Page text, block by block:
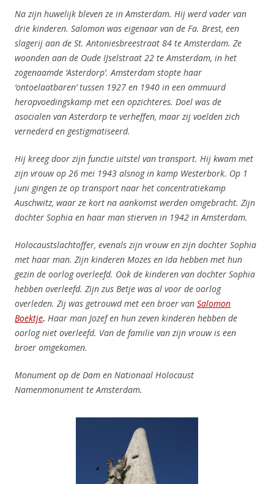
Na zijn huwelijk bleven ze in Amsterdam. Hij werd vader van
drie kinderen. Salomon was eigenaar van de Fa. Brest, een
slagerij aan de St. Antoniesbreestraat 84 te Amsterdam. Ze
woonden aan de Oude IJselstraat 22 te Amsterdam, in het
zogenaamde ‘Asterdorp’. Amsterdam stopte haar
‘ontoelaatbaren’ tussen 1927 en 1940 in een ommuurd
heropvoedingskamp met een opzichteres. Doel was de
asocialen van Asterdorp te verheffen, maar zij voelden zich
vernederd en gestigmatiseerd.
Hij kreeg door zijn functie uitstel van transport. Hij kwam met
zijn vrouw op 26 mei 1943 alsnog in kamp Westerbork. Op 1
juni gingen ze op transport naar het concentratiekamp
Auschwitz, waar ze kort na aankomst werden omgebracht. Zijn
dochter Sophia en haar man stierven in 1942 in Amsterdam.
Holocaustslachtoffer, evenals zijn vrouw en zijn dochter Sophia
met haar man. Zijn kinderen Mozes en Ida hebben met hun
gezin de oorlog overleefd. Ook de kinderen van dochter Sophia
hebben overleefd. Zijn zus Betje was al voor de oorlog
overleden. Zij was getrouwd met een broer van Salomon
Boektje. Haar man Jozef en hun zeven kinderen hebben de
oorlog niet overleefd. Van de familie van zijn vrouw is een
broer omgekomen.
Monument op de Dam en Nationaal Holocaust
Namenmonument te Amsterdam.